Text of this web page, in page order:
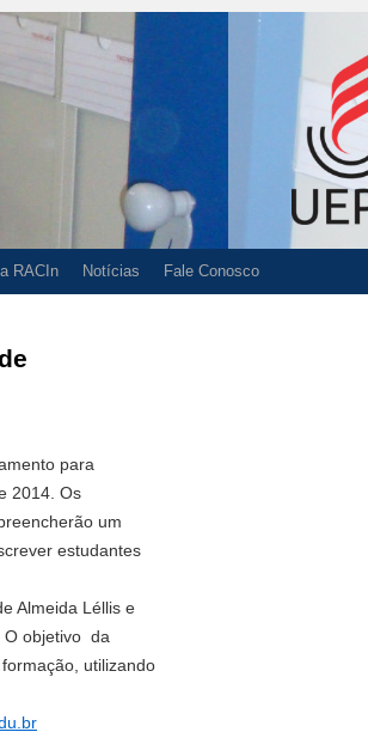
RACIn Notícias Fale Conosco
para
2014. Os
um
estudantes
Almeida Léllis e
O objetivo da
utilizando